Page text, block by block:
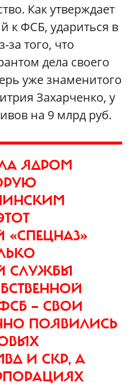
Как утверждает
к ФСБ, удариться в
того, что
дела своего
уже знаменитого
Захарченко, у
на 9 млрд руб.
ЯДРОМ
СЛУЖБЫ
— СВОИ
ПОЯВИЛИСЬ
И СКР, А